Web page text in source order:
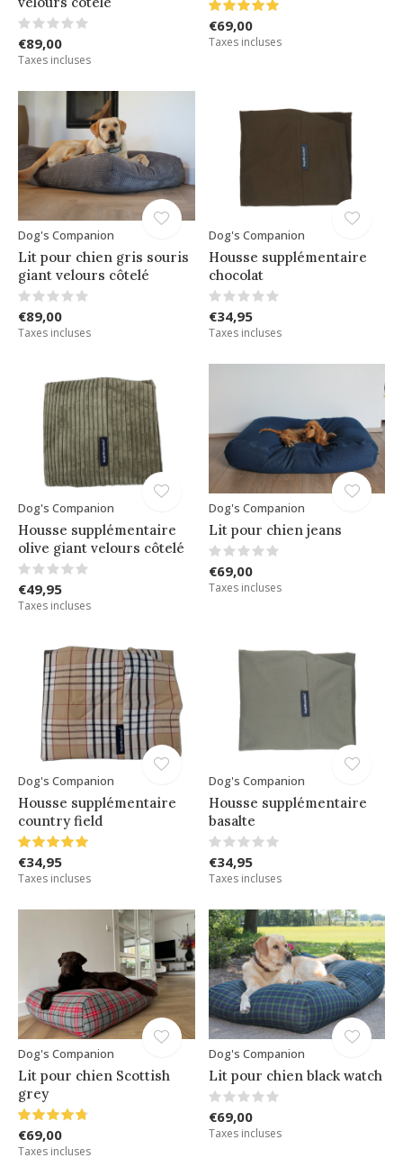
€89,00
Taxes incluses
€69,00
Taxes incluses
Dog's Companion
Lit pour chien gris souris
giant velours côtelé
€89,00
Taxes incluses
Dog's Companion
Housse supplémentaire
chocolat
€34,95
Taxes incluses
Dog's Companion
Housse supplémentaire
olive giant velours côtelé
€49,95
Taxes incluses
Dog's Companion
Lit pour chien jeans
€69,00
Taxes incluses
Dog's Companion
Housse supplémentaire
country field
€34,95
Taxes incluses
Dog's Companion
Housse supplémentaire
basalte
€34,95
Taxes incluses
Dog's Companion
Lit pour chien Scottish
grey
€69,00
Taxes incluses
Dog's Companion
Lit pour chien black watch
€69,00
Taxes incluses